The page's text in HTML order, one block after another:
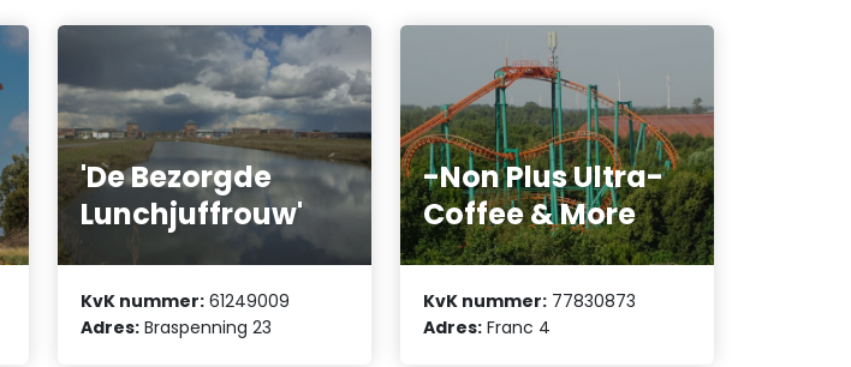
'De Bezorgde
Lunchjuffrouw'
KvK nummer: 61249009
Adres: Braspenning 23
-Non Plus Ultra-
Coffee & More
KvK nummer: 77830873
Adres: Franc 4